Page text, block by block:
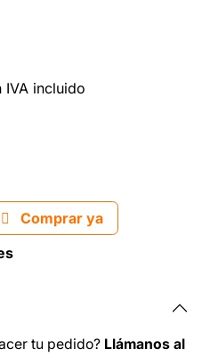
incluido
Comprar ya
tu pedido? Llámanos al